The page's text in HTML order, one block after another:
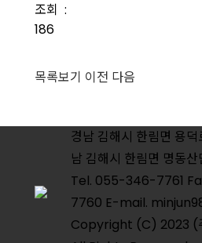
조회 :
186
목록보기 이전 다음
경남 김해시 한림면 용
남 김해시 한림면 명동
Tel. 055-346-7761
7760 E-mail.
Copyright (C) 2023 (